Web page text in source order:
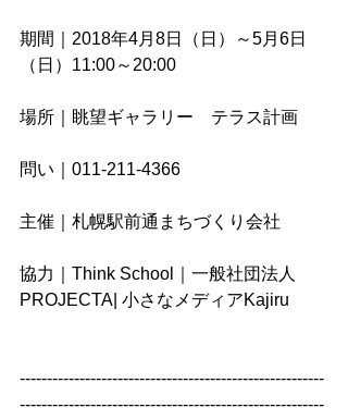
期間｜2018年4月8日（日）～5月6日
（日）11:00～20:00
場所｜眺望ギャラリー　テラス計画
問い｜011-211-4366
主催｜札幌駅前通まちづくり会社
協力｜Think School｜一般社団法人
PROJECTA| 小さなメディアKajiru
--------------------------------------------------------
--------------------------------------------------------